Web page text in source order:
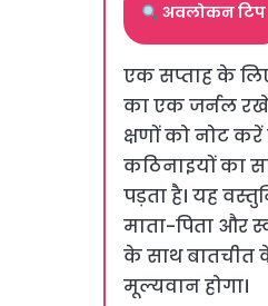
अवलोकन टिप
एक सप्ताह के
का एक जर्नल
क्षणों को नोट
कठिनाइयों का
पड़ता है। यह
माता-पिता और
के साथ बातचीत
मूल्यवान होगा।